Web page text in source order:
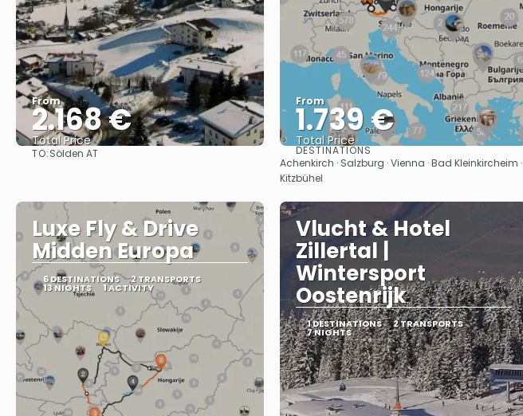
From
2.168 €
Total Price
TO:Sölden AT
From
1.739 €
Total Price
See
DESTINATIONS
Achenkirch · Salzburg · Vienna · Bad Kleinkircheim ·
Kitzbühel
Luxe Fly & Drive
Midden Europa
6 DESTINATIONS 2 TRANSPORTS
13 NIGHTS 1 ACTIVITY
Vlucht & Hotel
Zillertal |
Wintersport
Oostenrijk
1 DESTINATIONS 2 TRANSPORTS
7 NIGHTS